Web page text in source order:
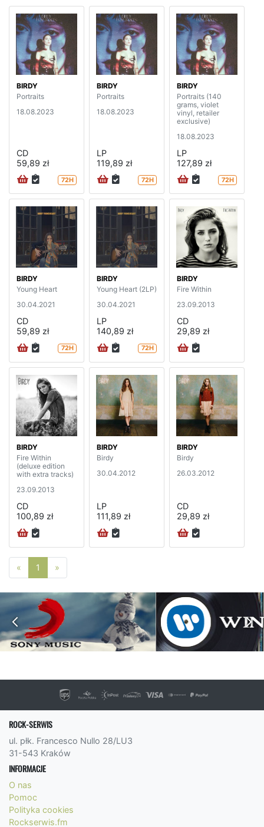
BIRDY
Portraits
18.08.2023
CD
59,89 zł
72H
BIRDY
Portraits
18.08.2023
LP
119,89 zł
72H
BIRDY
Portraits (140
grams, violet
vinyl, retailer
exclusive)
18.08.2023
LP
127,89 zł
72H
BIRDY
Young Heart
30.04.2021
CD
59,89 zł
72H
BIRDY
Young Heart (2LP)
30.04.2021
LP
140,89 zł
72H
BIRDY
Fire Within
23.09.2013
CD
29,89 zł
BIRDY
Fire Within
(deluxe edition
with extra tracks)
23.09.2013
CD
100,89 zł
BIRDY
Birdy
30.04.2012
LP
111,89 zł
BIRDY
Birdy
26.03.2012
CD
29,89 zł
« Poprzednia strona
1 »
ROCK-SERWIS
ul. płk. Francesco Nullo 28/LU3
31-543 Kraków
INFORMACJE
O nas
Pomoc
Polityka cookies
Rockserwis.fm